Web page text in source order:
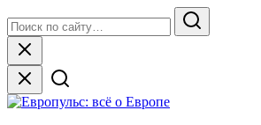
to
content
for:
Search
Close